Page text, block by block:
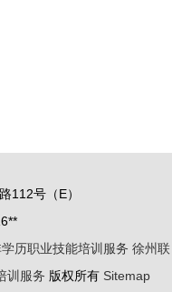
112号（E）
历职业技能培训服务 徐州联
训服务 版权所有 Sitemap